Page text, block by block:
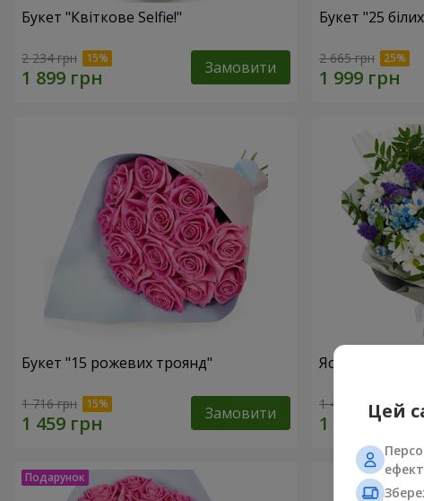
Букет "Квіткове Selfie!"
2 234 грн Замовити
Букет "25
2 665 грн
Букет "15 рожевих троянд"
1 716 грн Замовити
Яскравий
1 443 грнЦей